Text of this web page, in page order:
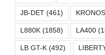
JB-DET (461)
L880K (1858) LA400
LB GT-K (492)